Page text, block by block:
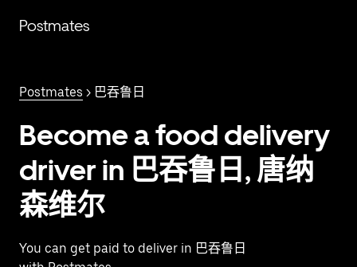
Postmates
Postmates > 巴吞鲁日
Become a food delivery
driver in 巴吞鲁日, 唐纳
森维尔
You can get paid to deliver in 巴吞鲁日